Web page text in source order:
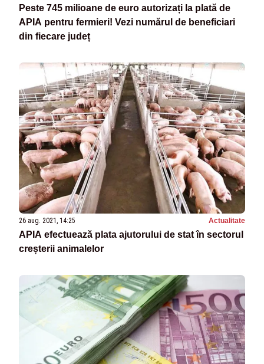
Peste 745 milioane de euro autorizați la plată de
APIA pentru fermieri! Vezi numărul de beneficiari
din fiecare județ
26 aug. 2021, 14:25 Actualitate
APIA efectuează plata ajutorului de stat în sectorul
creșterii animalelor